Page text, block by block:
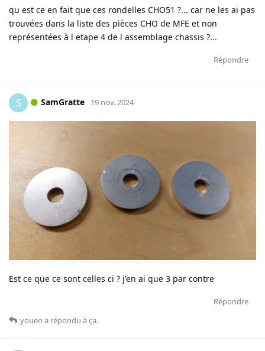
qu est ce en fait que ces rondelles CHO51 ?... car ne les ai pas
trouvées dans la liste des pièces CHO de MFE et non
représentées à l etape 4 de l assemblage chassis ?...
Répondre
S SamGratte 19 nov. 2024
Est ce que ce sont celles ci ? j'en ai que 3 par contre
Répondre
youen a répondu à ça.